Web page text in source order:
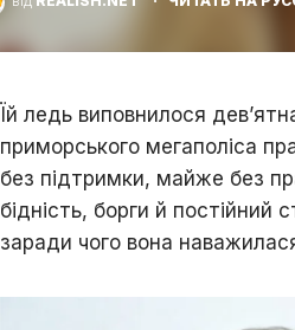
Їй ледь виповнилося
приморського мегаполіса
без підтримки, майже без
бідність, борги й
заради чого вона наважилася